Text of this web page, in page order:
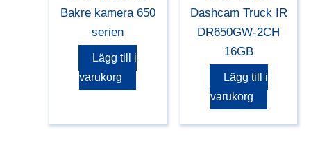
Bakre kamera 650
serien
Lägg till i
varukorg
var:
Dashcam Truck IR
DR650GW-2CH
16GB
Lägg till i
varukorg